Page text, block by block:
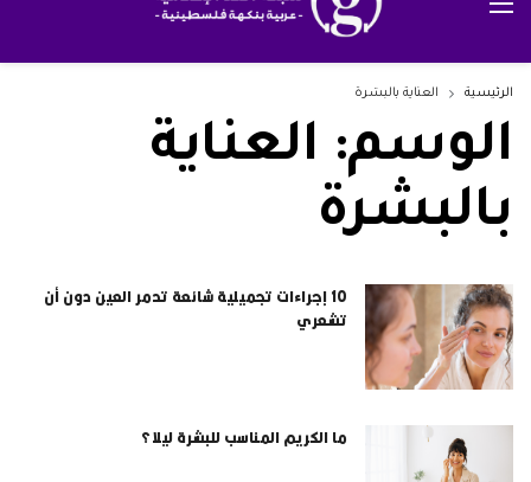
الرئيسية العناية بالبشرة
الوسم: العناية
بالبشرة
10 إجراءات تجميلية شائعة تدمر العين دون أن
تشعري
ما الكريم المناسب للبشرة ليلا؟